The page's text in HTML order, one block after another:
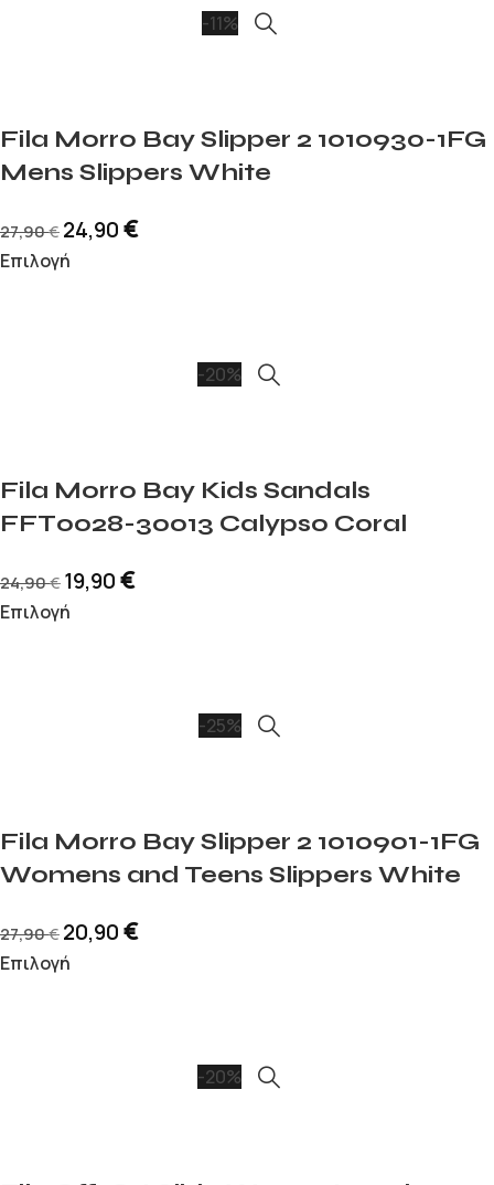
-11%
Fila Morro Bay Slipper 2 1010930-1FG
Mens Slippers White
27,90€ 24,90€
Επιλογή
-20%
Fila Morro Bay Kids Sandals
FFT0028-30013 Calypso Coral
24,90€ 19,90€
Επιλογή
-25%
Fila Morro Bay Slipper 2 1010901-1FG
Womens and Teens Slippers White
27,90€ 20,90€
Επιλογή
-20%